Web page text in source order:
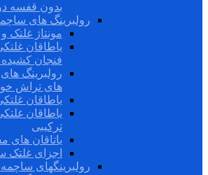
بدون قفسه
رولبرینگ های
مونتاژ
یاطاقان
فنجان
رولبرینگ
های تراش
یاطاقان
یاطاقان
ترکیبی
یاتاقان های
اجزای غلتک
رولبرینگهای